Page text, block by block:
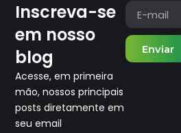
Inscreva-se
em nosso
blog
Acesse, em primeira
mão, nossos principais
posts diretamente em
seu email
Enviar